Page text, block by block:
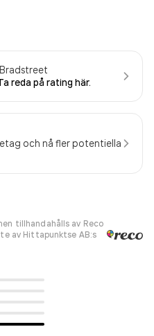
reda på rating här.
och nå fler potentiella
tillhandahålls av Reco
av Hittapunktse AB:s